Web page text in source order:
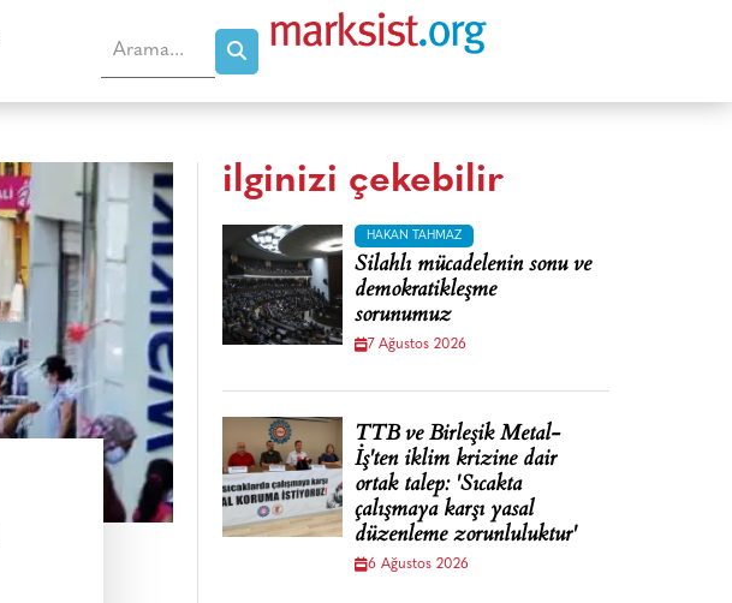
ilginizi çekebilir
HAKAN TAHMAZ
Silahlı mücadelenin sonu ve
demokratikleşme
sorunumuz
7 Ağustos 2026
TTB ve Birleşik Metal-
İş'ten iklim krizine dair
ortak talep: 'Sıcakta
çalışmaya karşı yasal
düzenleme zorunluluktur'
6 Ağustos 2026